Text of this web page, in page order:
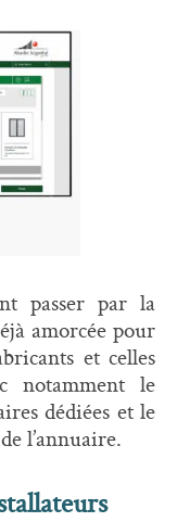
passer par la
amorcée pour
et celles
notamment le
dédiées et le
l’annuaire.